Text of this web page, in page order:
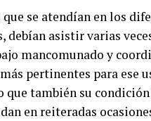
se atendían en los
debían asistir varias
mancomunado y
pertinentes para ese
que también su
en reiteradas